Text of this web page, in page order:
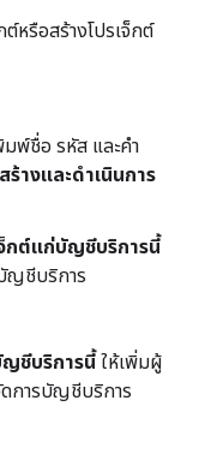
ต์หรือสร้างโปรเจ็กต์
มพ์ชื่อ รหัส และคำ
สร้างและดำเนินการ
จ็กต์แก่บัญชีบริการนี้
ญชีบริการ
ญชีบริการนี้ ให้เพิ่มผู้
การบัญชีบริการ